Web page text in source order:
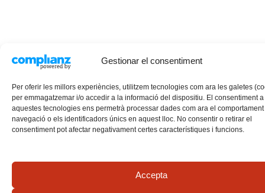
Gestionar el consentiment
Per oferir les millors experiències, utilitzem tecnologies com ara les galetes
per emmagatzemar i/o accedir a la informació del dispositiu. El consentiment a
aquestes tecnologies ens permetrà processar dades com ara el
navegació o els identificadors únics en aquest lloc. No consentir o retirar el
consentiment pot afectar negativament certes característiques i funcions.
Accepta